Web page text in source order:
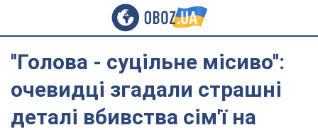
''Голова - суцільне місиво'':
очевидці згадали страшні
деталі вбивства сім'ї на